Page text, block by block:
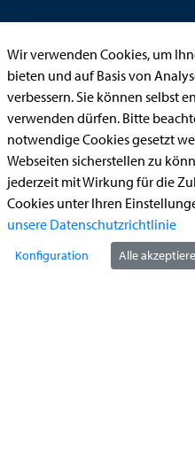
Anhörung online
Aufenthaltserlaubnis
Bauantrag
Begleitetes Fahren ab 17
Führerschein (Umtausch)
Reiterplakette
Ummeldung zugelassenes
Wir verwenden Cookies, um
bieten und auf Basis von
verbessern. Sie können selbst
verwenden dürfen. Bitte
notwendige Cookies gesetzt
Webseiten sicherstellen zu
jederzeit mit Wirkung für die
Cookies unter Ihren
unsere Datenschutzrichtlinie
Konfiguration Alle